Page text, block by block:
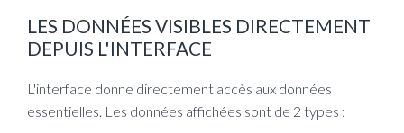
LES DONNÉES VISIBLES DIRECTEMENT
DEPUIS L'INTERFACE
L'interface donne directement accès aux données
essentielles. Les données affichées sont de 2 types :